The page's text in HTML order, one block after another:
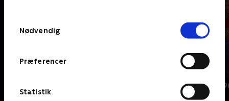
Nødvendig
Præferencer
Statistik
Beverly Hills